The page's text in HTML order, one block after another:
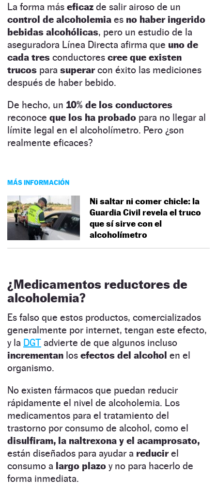
La forma más eficaz de salir airoso de un
control de alcoholemia es no haber ingerido
bebidas alcohólicas, pero un estudio de la
aseguradora Línea Directa afirma que uno de
cada tres conductores cree que existen
trucos para superarcon éxito las mediciones
después de haber bebido.
De hecho, un 10% de los conductores
reconoce que los ha probado para no llegar al
límite legal en el alcoholímetro. Pero ¿son
realmente eficaces?
MÁS INFORMACIÓN
Ni saltar ni comer chicle: la
Guardia Civil revela el truco
que sí sirve con el
alcoholímetro
¿Medicamentos reductores de
alcoholemia?
Es falso que estos productos, comercializados
generalmente por internet, tengan este efecto,
y la DGT advierte de que algunos incluso
incrementan los efectos del alcohol en el
organismo.
No existen fármacos que puedan reducir
rápidamente el nivel de alcoholemia. Los
medicamentos para el tratamiento del
trastorno por consumo de alcohol, como el
disulfiram, la naltrexona y el acamprosato,
están diseñados para ayudar a reducirel
consumo a largo plazo y no para hacerlo de
forma inmediata.